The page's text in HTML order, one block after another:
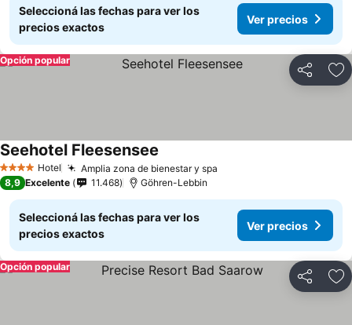
Seleccioná las fechas para ver los
precios exactos
Ver precios
Compartir
Opción popular
4 EstrellasHotel Amplia zona de bienestar y spa
Seehotel Fleesensee
8,9 Excelente 11.468 Göhren-Lebbin
Seleccioná las fechas para ver los
precios exactos
Ver precios
Compartir
Opción popular